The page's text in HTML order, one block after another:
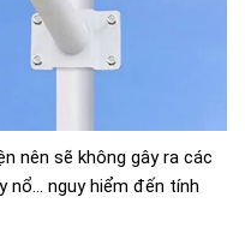
nên sẽ không gây ra các
nổ… nguy hiểm đến tính